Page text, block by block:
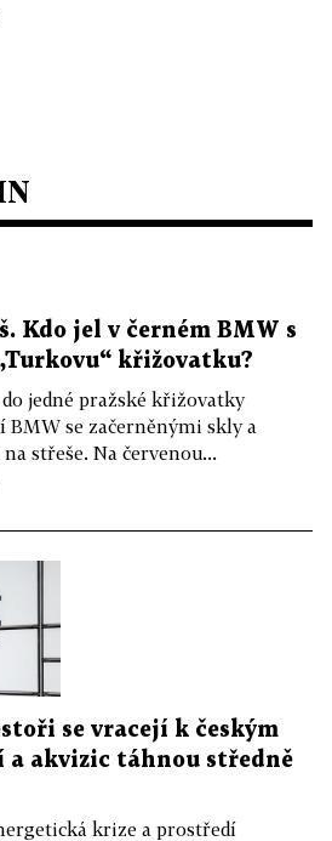
Kdo jel v černém BMW s
křižovatku?
jedné pražské křižovatky
se začerněnými skly a
střeše. Na červenou...
se vracejí k českým
a akvizic táhnou středně
krize a prostředí